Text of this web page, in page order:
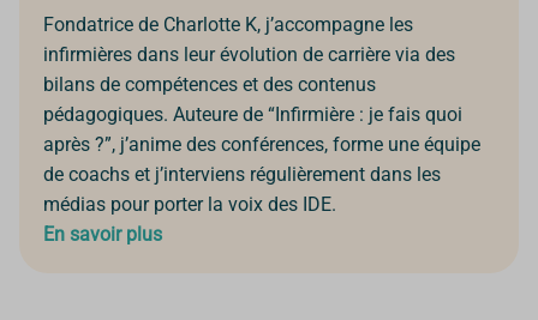
Fondatrice de Charlotte K, j’accompagne les
infirmières dans leur évolution de carrière via des
bilans de compétences et des contenus
pédagogiques. Auteure de “Infirmière : je fais quoi
après ?”, j’anime des conférences, forme une équipe
de coachs et j’interviens régulièrement dans les
médias pour porter la voix des IDE.
En savoir plus